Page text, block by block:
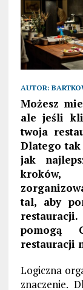
AUTOR:
Możesz
ale jeśli
twoja
Dlatego tak
jak
kroków,
tal, aby
pomogą
restauracji
Logiczna
znaczenie.